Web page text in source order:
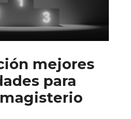
de
X El
de
mejores
para